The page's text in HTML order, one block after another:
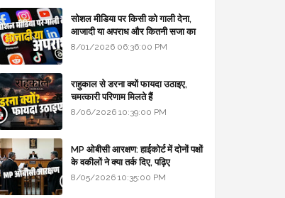
सोशल मीडिया पर किसी को गाली देना,
आजादी या अपराध और कितनी सजा का
प्रावधान - free legal advice
8/01/2026 06:36:00 PM
राहुकाल से डरना क्यों फायदा उठाइए,
चमत्कारी परिणाम मिलते हैं
8/06/2026 10:39:00 PM
MP ओबीसी आरक्षण: हाईकोर्ट में दोनों पक्षों
के वकीलों ने क्या तर्क दिए, पढ़िए
8/05/2026 10:35:00 PM